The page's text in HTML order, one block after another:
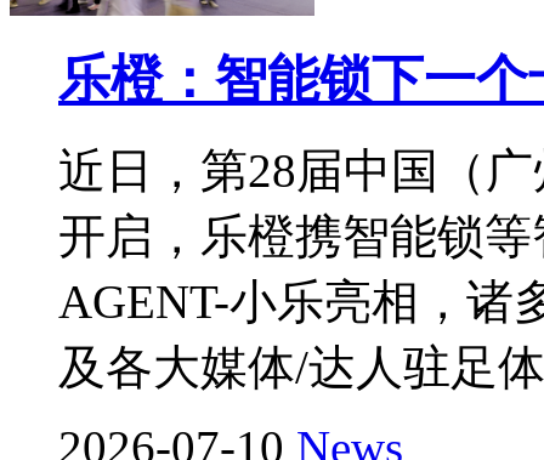
乐橙：智能锁下一
近日，第28届中国（
开启，乐橙携智能锁
AGENT-小乐亮相，诸
及各大媒体/达人驻足体
2026-07-10 News